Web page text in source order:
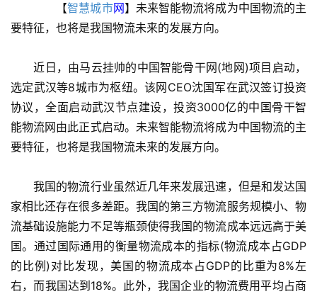
【智慧城市网】未来智能物流将成为中国物流的主
要特征，也将是我国物流未来的发展方向。
近日，由马云挂帅的中国智能骨干网(地网)项目启动，
选定武汉等8城市为枢纽。该网CEO沈国军在武汉签订投资
协议，全面启动武汉节点建设，投资3000亿的中国骨干智
能物流网由此正式启动。未来智能物流将成为中国物流的主
要特征，也将是我国物流未来的发展方向。
我国的物流行业虽然近几年来发展迅速，但是和发达国
家相比还存在很多差距。我国的第三方物流服务规模小、物
流基础设施能力不足等瓶颈使得我国的物流成本远远高于美
国。通过国际通用的衡量物流成本的指标(物流成本占GDP
的比例)对比发现，美国的物流成本占GDP的比重为8%左
右，而我国达到18%。此外，我国企业的物流费用平均占商